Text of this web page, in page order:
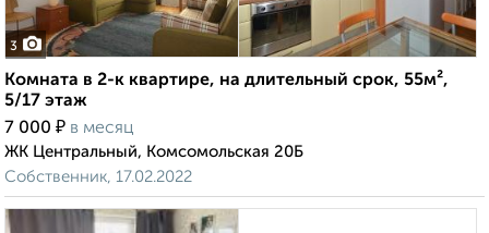
3
Комната в 2-к квартире, на длительный срок, 55м²,
5/17 этаж
7 000 ₽ в месяц
ЖК Центральный, Комсомольская 20Б
Собственник, 17.02.2022